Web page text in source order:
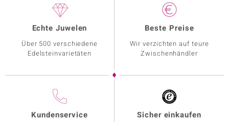
Echte Juwelen
Über 500 verschiedene
Edelsteinvarietäten
Beste Preise
Wir verzichten auf teure
Zwischenhändler
Kundenservice Sicher einkaufen